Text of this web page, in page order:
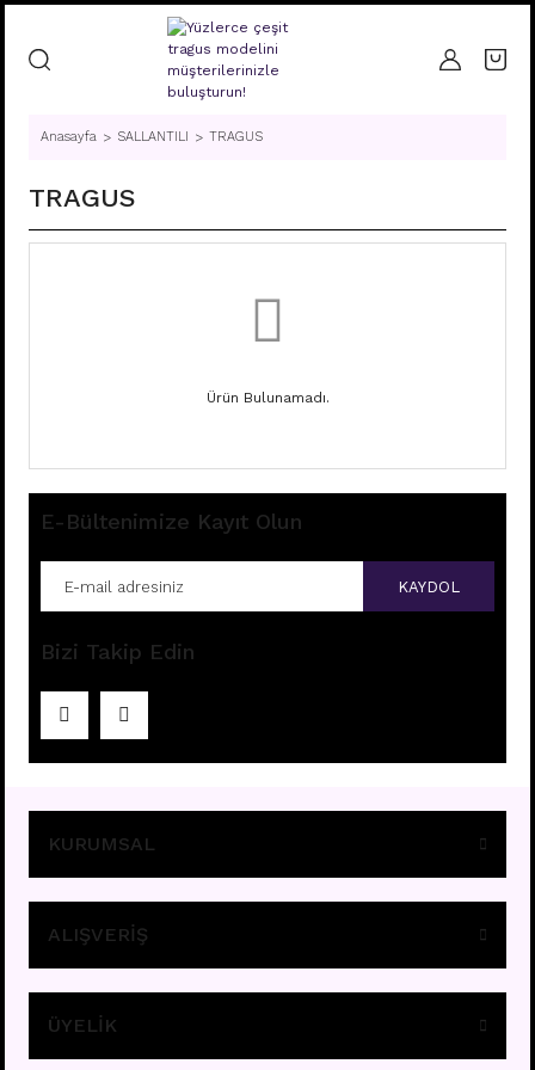
Anasayfa SALLANTILI TRAGUS
TRAGUS
Ürün Bulunamadı.
E-Bültenimize Kayıt Olun
KAYDOL
Bizi Takip Edin
KURUMSAL
ALIŞVERİŞ
ÜYELİK